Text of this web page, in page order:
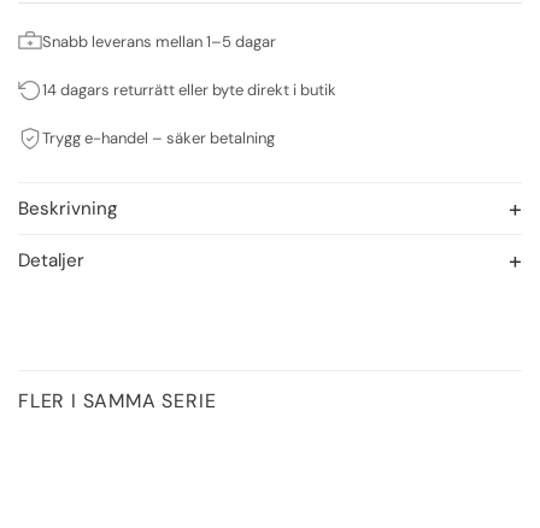
Snabb leverans mellan 1–5 dagar
14 dagars returrätt eller byte direkt i butik
Trygg e-handel – säker betalning
Beskrivning
Detaljer
FLER I SAMMA SERIE